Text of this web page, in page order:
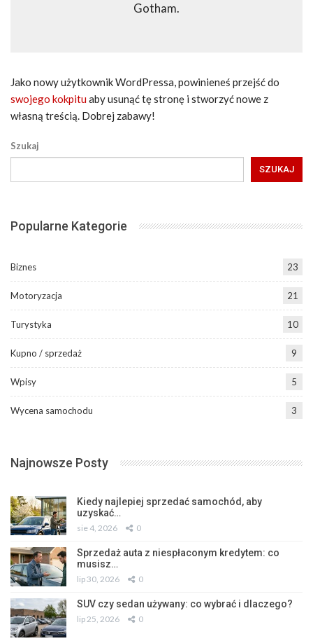
Gotham.
Jako nowy użytkownik WordPressa, powinieneś przejść do
swojego kokpituaby usunąć tę stronę i stworzyć nowe z
własną treścią. Dobrej zabawy!
Szukaj
SZUKAJ
Popularne Kategorie
Biznes 23
Motoryzacja 21
Turystyka 10
Kupno / sprzedaż 9
Wpisy 5
Wycena samochodu 3
Najnowsze Posty
Kiedy najlepiej sprzedać samochód, aby
uzyskać…
sie 4, 2026 0
Sprzedaż auta z niespłaconym kredytem: co
musisz…
lip 30, 2026 0
SUV czy sedan używany: co wybrać i dlaczego?
lip 25, 2026 0